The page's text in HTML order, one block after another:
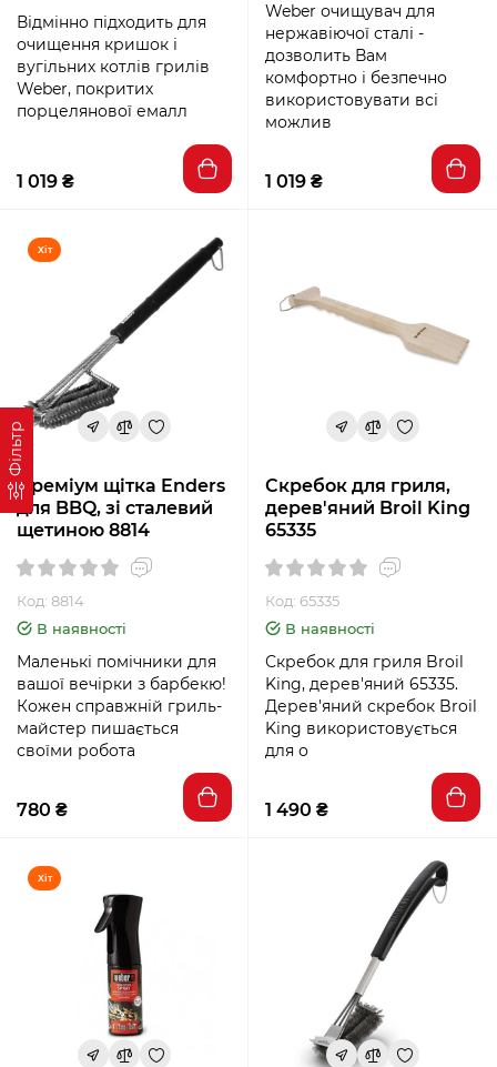
Фільтр
Відмінно підходить для
очищення кришок і
вугільних котлів грилів
Weber, покритих
порцелянової емалл
1 019 ₴
Weber очищувач для
нержавіючої сталі -
дозволить Вам
комфортно і безпечно
використовувати всі
можлив
1 019 ₴
Хіт
Преміум щітка Enders
для BBQ, зі сталевий
щетиною 8814
Код: 8814
В наявності
Маленькі помічники для
вашої вечірки з барбекю!
Кожен справжній гриль-
майстер пишається
своїми робота
780 ₴
Скребок для гриля,
дерев'яний Broil King
65335
Код: 65335
В наявності
Скребок для гриля Broil
King, дерев'яний 65335.
Дерев'яний скребок Broil
King використовується
для о
1 490 ₴
Хіт